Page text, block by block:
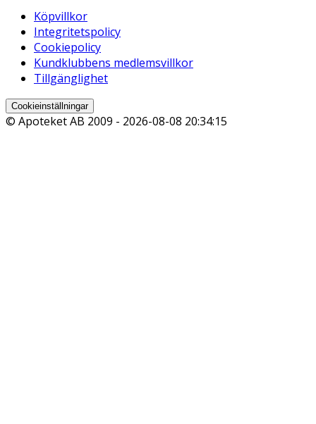
Köpvillkor
Integritetspolicy
Cookiepolicy
Kundklubbens medlemsvillkor
Tillgänglighet
Cookieinställningar
© Apoteket AB 2009 - 2026-08-08 20:34:15